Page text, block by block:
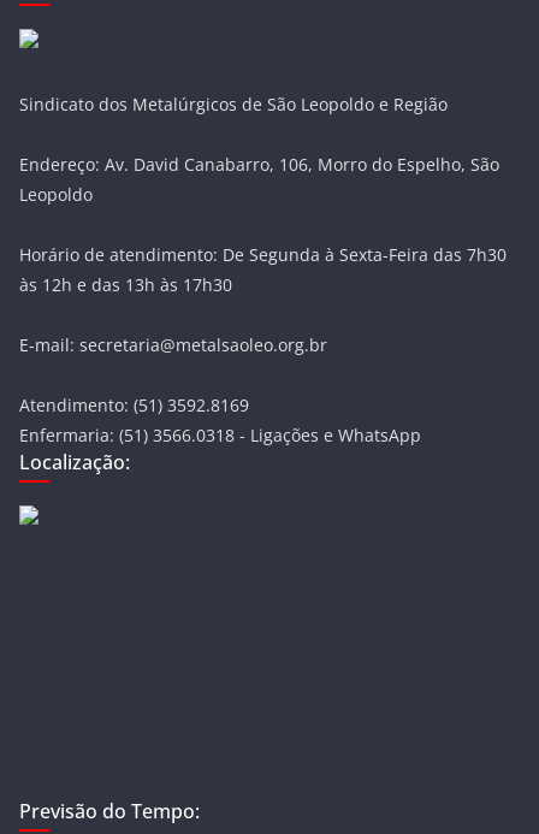
Sindicato dos Metalúrgicos de São Leopoldo e Região
Endereço: Av. David Canabarro, 106, Morro do Espelho, São
Leopoldo
Horário de atendimento: De Segunda à Sexta-Feira das 7h30
às 12h e das 13h às 17h30
E-mail: secretaria@metalsaoleo.org.br
Atendimento: (51) 3592.8169
Enfermaria: (51) 3566.0318 - Ligações e WhatsApp
Localização:
Previsão do Tempo: